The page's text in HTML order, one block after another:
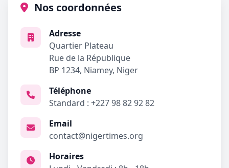
Nos coordonnées
Adresse
Quartier Plateau
Rue de la République
BP 1234, Niamey, Niger
Téléphone
Standard : +227 98 82 92 82
Email
contact@nigertimes.org
Horaires